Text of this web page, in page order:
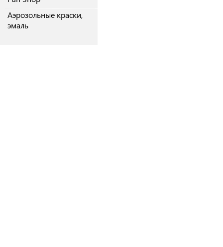
Аэрозольные краски,
эмаль